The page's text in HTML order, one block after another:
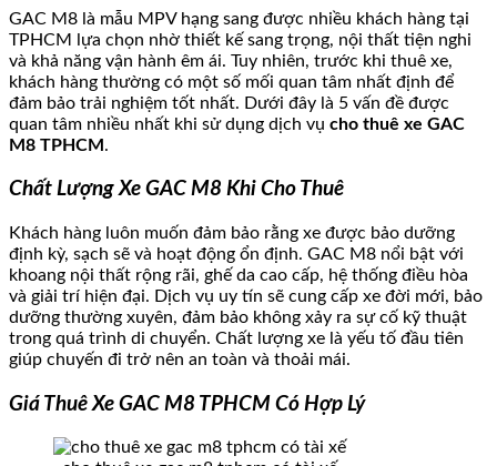
GAC M8 là mẫu MPV hạng sang được nhiều khách hàng tại
TPHCM lựa chọn nhờ thiết kế sang trọng, nội thất tiện nghi
và khả năng vận hành êm ái. Tuy nhiên, trước khi thuê xe,
khách hàng thường có một số mối quan tâm nhất định để
đảm bảo trải nghiệm tốt nhất. Dưới đây là 5 vấn đề được
quan tâm nhiều nhất khi sử dụng dịch vụ cho thuê xe GAC
M8 TPHCM.
Chất Lượng Xe GAC M8 Khi Cho Thuê
Khách hàng luôn muốn đảm bảo rằng xe được bảo dưỡng
định kỳ, sạch sẽ và hoạt động ổn định. GAC M8 nổi bật với
khoang nội thất rộng rãi, ghế da cao cấp, hệ thống điều hòa
và giải trí hiện đại. Dịch vụ uy tín sẽ cung cấp xe đời mới, bảo
dưỡng thường xuyên, đảm bảo không xảy ra sự cố kỹ thuật
trong quá trình di chuyển. Chất lượng xe là yếu tố đầu tiên
giúp chuyến đi trở nên an toàn và thoải mái.
Giá Thuê Xe GAC M8 TPHCM Có Hợp Lý